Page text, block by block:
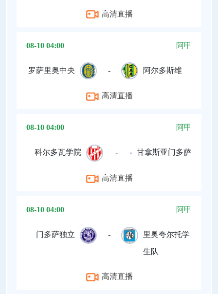
高清直播
08-10 04:00 阿甲
罗萨里奥中央 - 阿尔多斯维
高清直播
08-10 04:00 阿甲
科尔多瓦学院 - 甘拿斯亚门多萨
高清直播
08-10 04:00 阿甲
门多萨独立 - 里奥夸尔托学
生队
高清直播